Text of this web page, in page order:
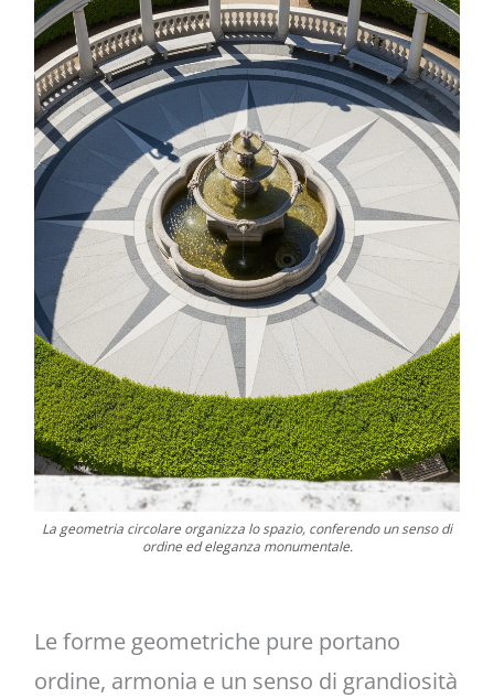
La geometria circolare organizza lo spazio, conferendo un senso di
ordine ed eleganza monumentale.
Le forme geometriche pure portano
ordine, armonia e un senso di grandiosità